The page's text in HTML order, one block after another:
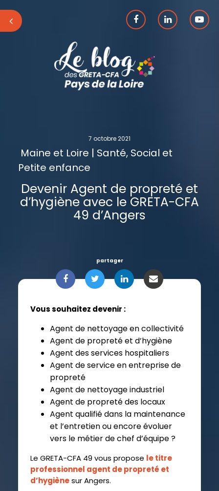
7 octobre 2021
Maine et Loire | Santé, Social et
Petite enfance
Devenir Agent de propreté et
d’hygiène avec le GRETA-CFA
49 d’Angers
partager
Vous souhaitez devenir :
Agent de nettoyage en collectivité
Agent de propreté et d’hygiène
Agent des services hospitaliers
Agent de service en entreprise de
propreté
Agent de nettoyage industriel
Agent de propreté des locaux
Agent qualifié dans la maintenance
et l’entretien ou encore évoluer
vers le métier de chef d’équipe ?
Le GRETA-CFA 49 vous propose le titre
professionnel agent de propreté et
d’hygiènesur Angers.